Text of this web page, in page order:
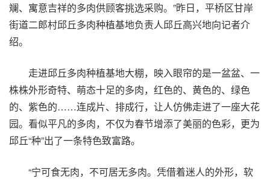
斓、寓意吉祥的多肉供顾客挑选采购。”昨日，平桥区甘岸
街道二郎村邱丘多肉种植基地负责人邱丘高兴地向记者介
绍。
走进邱丘多肉种植基地大棚，映入眼帘的是一盆盆、一
株株外形奇特、萌态十足的多肉，红色的、黄色的、绿色
的、紫色的……连成片、排成行，让人仿佛走进了一座大花
园。看似平凡的多肉，不仅为春节增添了美丽的色彩，更为
邱丘“种”出了一条特色致富路。
“宁可食无肉，不可居无多肉。凭借着迷人的外形，软